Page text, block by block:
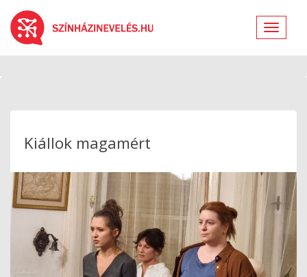
Toggle
Kiállok magamért